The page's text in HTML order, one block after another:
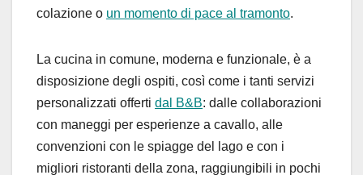
colazione o un momento di pace al tramonto.
La cucina in comune, moderna e funzionale, è a
disposizione degli ospiti, così come i tanti servizi
personalizzati offerti dal B&B: dalle collaborazioni
con maneggi per esperienze a cavallo, alle
convenzioni con le spiagge del lago e con i
migliori ristoranti della zona, raggiungibili in pochi